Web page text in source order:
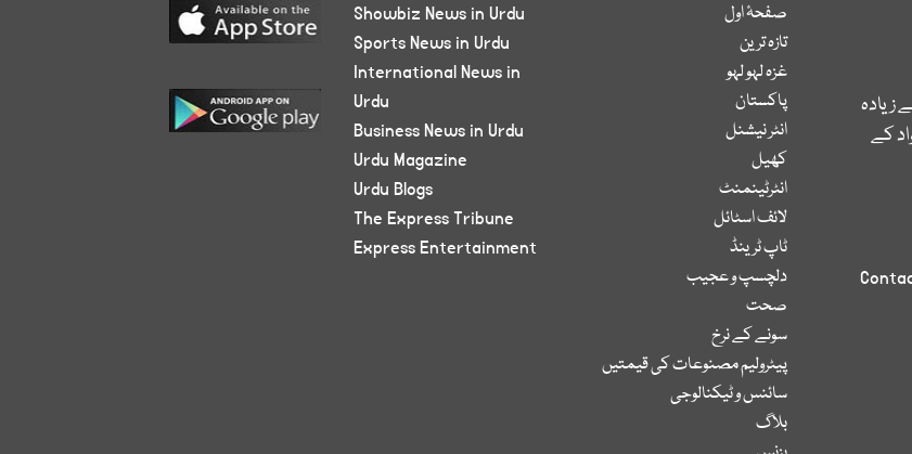
زیادہ
کے
صفحۂ اول
تازہ ترین
غزہ لہو لہو
پاکستان
انٹر نیشنل
کھیل
انٹرٹینمنٹ
لائف اسٹائل
ٹاپ ٹرینڈ
دلچسپ و عجیب
صحت
سونے کے نرخ
پیٹرولیم مصنوعات کی قیمتیں
سائنس و ٹیکنالوجی
بلاگ
Showbiz News in Urdu
Sports News in Urdu
International News in
Urdu
Business News in Urdu
Urdu Magazine
Urdu Blogs
The Express Tribune
Express Entertainment